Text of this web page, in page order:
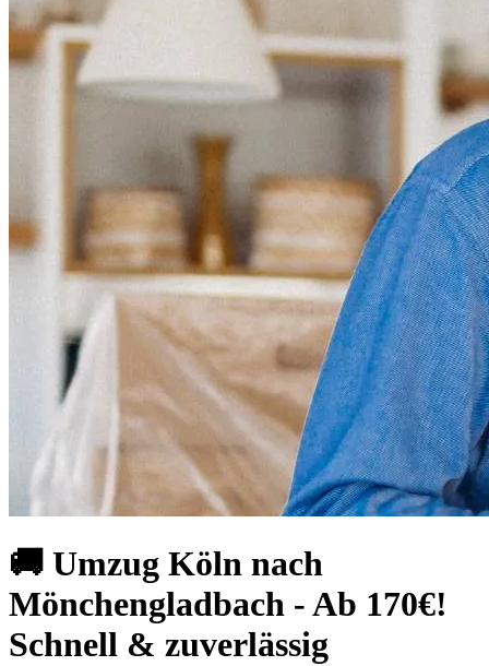
🚚 Umzug Köln nach
Mönchengladbach - Ab 170€!
Schnell & zuverlässig